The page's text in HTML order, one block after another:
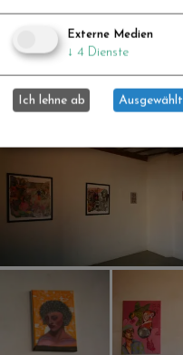
Externe Medien
↓ 4 Dienste
Ich lehne ab